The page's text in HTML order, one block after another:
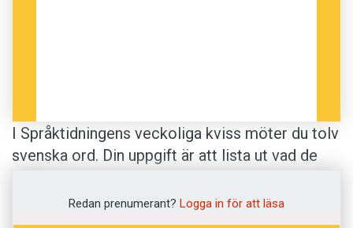
I Språktidningens veckoliga kviss möter du tolv
svenska ord. Din uppgift är att lista ut vad de
Svenska Akademiens ordlista .
Redan prenumerant? Logga in för att läsa